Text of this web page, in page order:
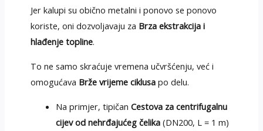
Jer kalupi su obično metalni i ponovo se ponovo
koriste, oni dozvoljavaju za Brza ekstrakcija i
hlađenje topline.
To ne samo skraćuje vremena učvršćenju, već i
omogućava Brže vrijeme ciklusapo delu.
Na primjer, tipičanCestova za centrifugalnu
cijev od nehrđajućeg čelika (DN200, L = 1 m)